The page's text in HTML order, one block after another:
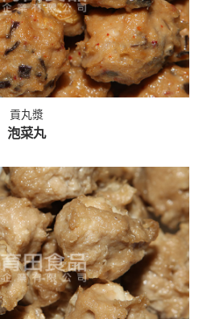
貢丸漿
泡菜丸